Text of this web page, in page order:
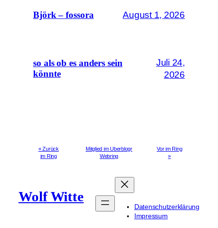
Björk – fossora August 1, 2026
so als ob es anders sein
könnte
Juli 24,
2026
« Zurück
im Ring
Mitglied im Uberblogr
Webring
Vor im Ring
»
Wolf Witte
Datenschutzerklärung
Impressum